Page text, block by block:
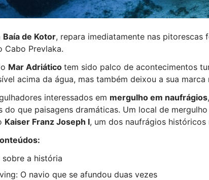
Baía de Kotor, repara imediatamente nas
Cabo Prevlaka.
Mar Adriático tem sido palco de acontecimentos
acima da água, mas também deixou a sua
interessados em mergulho em naufrágios
do que paisagens dramáticas. Um local de
Kaiser Franz Joseph I, um dos naufrágios
sobre a história
O navio que se afundou duas vezes